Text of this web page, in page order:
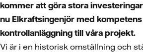
kommer att göra stora
nu Elkraftsingenjör med
kontrollanläggning till våra projekt.
Vi är i en historisk omställning och